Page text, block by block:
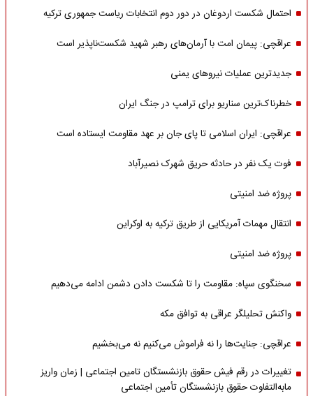
احتمال شکست اردوغان در دور دوم انتخابات ریاست جمهوری ترکیه
عراقچی: پیمان امت با آرمان‌های رهبر شهید شکست‌ناپذیر است
جدیدترین عملیات نیروهای یمنی
خطرناک‌ترین سناریو برای ترامپ در جنگ ایران
عراقچی: ایران اسلامی تا پای جان بر عهد مقاومت ایستاده است
فوت یک نفر در حادثه حریق شهرک نصیرآباد
پروژه ضد امنیتی
انتقال مهمات آمریکایی از طریق ترکیه به اوکراین
پروژه ضد امنیتی
سخنگوی سپاه: مقاومت را تا شکست دادن دشمن ادامه می‌دهیم
واکنش تحلیلگر عراقی به توافق مکه
عراقچی: جنایت‌ها را نه فراموش می‌کنیم نه می‌بخشیم
تغییرات در رقم فیش حقوق بازنشستگان تامین اجتماعی | زمان واریز
مابه‌التفاوت حقوق بازنشستگان تأمین اجتماعی